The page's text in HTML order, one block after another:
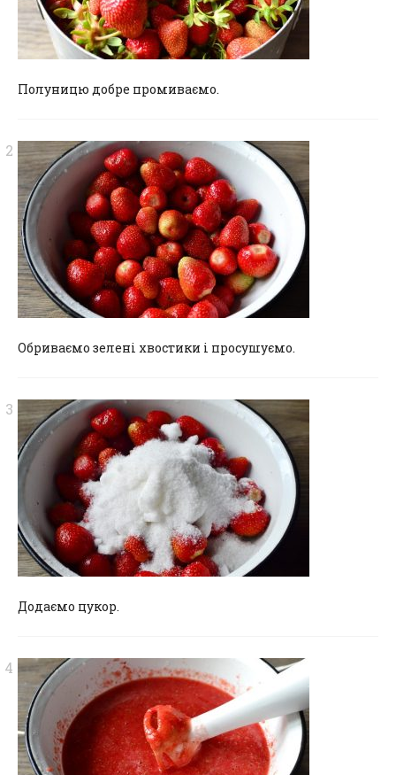
Полуницю добре промиваємо.
Обриваємо зелені хвостики і просушуємо.
Додаємо цукор.